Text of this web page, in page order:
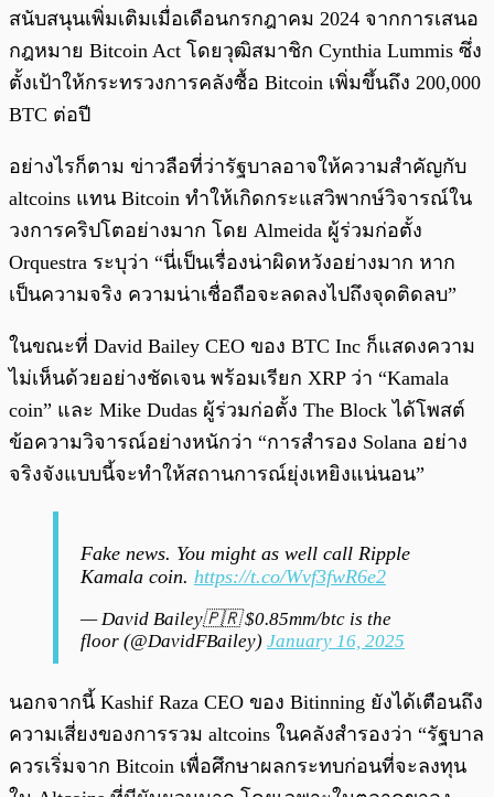
สนับสนุนเพิ่มเติมเมื่อเดือนกรกฎาคม 2024 จากการเสนอ
กฎหมาย Bitcoin Act โดยวุฒิสมาชิก Cynthia Lummis ซึ่ง
ตั้งเป้าให้กระทรวงการคลังซื้อ Bitcoin เพิ่มขึ้นถึง 200,000
BTC ต่อปี
อย่างไรก็ตาม ข่าวลือที่ว่ารัฐบาลอาจให้ความสำคัญกับ
altcoins แทน Bitcoin ทำให้เกิดกระแสวิพากษ์วิจารณ์ใน
วงการคริปโตอย่างมาก โดย Almeida ผู้ร่วมก่อตั้ง
Orquestra ระบุว่า “นี่เป็นเรื่องน่าผิดหวังอย่างมาก หาก
เป็นความจริง ความน่าเชื่อถือจะลดลงไปถึงจุดติดลบ”
ในขณะที่ David Bailey CEO ของ BTC Inc ก็แสดงความ
ไม่เห็นด้วยอย่างชัดเจน พร้อมเรียก XRP ว่า “Kamala
coin” และ Mike Dudas ผู้ร่วมก่อตั้ง The Block ได้โพสต์
ข้อความวิจารณ์อย่างหนักว่า “การสำรอง Solana อย่าง
จริงจังแบบนี้จะทำให้สถานการณ์ยุ่งเหยิงแน่นอน”
Fake news. You might as well call Ripple
Kamala coin. https://t.co/Wvf3fwR6e2
— David Bailey🇵🇷 $0.85mm/btc is the
floor (@DavidFBailey) January 16, 2025
นอกจากนี้ Kashif Raza CEO ของ Bitinning ยังได้เตือนถึง
ความเสี่ยงของการรวม altcoins ในคลังสำรองว่า “รัฐบาล
ควรเริ่มจาก Bitcoin เพื่อศึกษาผลกระทบก่อนที่จะลงทุน